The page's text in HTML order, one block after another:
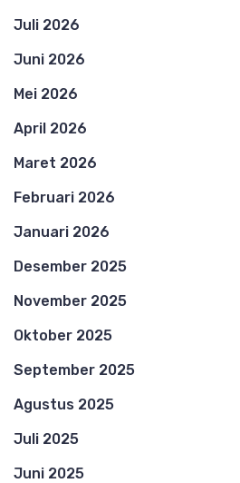
Juli 2026
Juni 2026
Mei 2026
April 2026
Maret 2026
Februari 2026
Januari 2026
Desember 2025
November 2025
Oktober 2025
September 2025
Agustus 2025
Juli 2025
Juni 2025